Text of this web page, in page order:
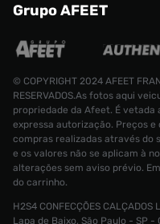
Grupo AFEET
© COPYRIGHT 2024 AFEET
RESERVADOS.As fotos aqui
propriedade da Afeet. É vetada
expressa autorização. Preços
compras realizadas através do
e os valores não se aplicam à
alterações sem aviso prévio.
do carrinho.
H2S4 CONFECÇÕES
Lapa de Baixo, São Paulo - SP